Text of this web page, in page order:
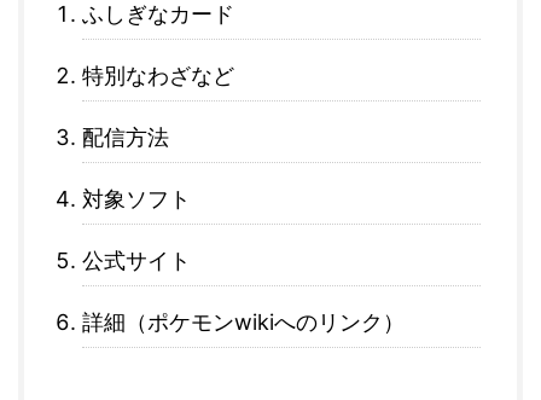
ふしぎなカード
特別なわざなど
配信方法
対象ソフト
公式サイト
詳細（ポケモンwikiへのリンク）